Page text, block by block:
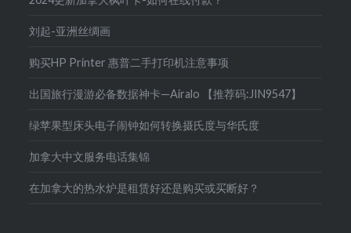
刘起-亚洲丝绸画
购买HP Printer 惠普二手打印机注意事项
出国旅行漫游必备数据神卡—Airalo 【推荐码:JIN9547】
绿苹果型床头电子闹钟如何转换摄氏度与华氏度
加拿大中文服务电话集锦
在加拿大的热水炉是租赁好还是购买或买断好？